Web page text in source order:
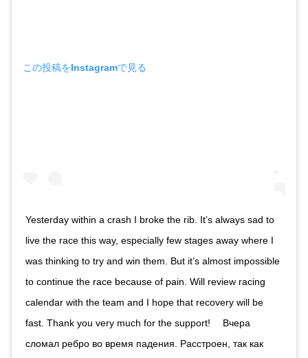
この投稿をInstagramで見る
Yesterday within a crash I broke the rib. It’s always sad to
live the race this way, especially few stages away where I
was thinking to try and win them. But it’s almost impossible
to continue the race because of pain. Will review racing
calendar with the team and I hope that recovery will be
fast. Thank you very much for the support! ⠀ Вчера
сломал ребро во время падения. Расстроен, так как